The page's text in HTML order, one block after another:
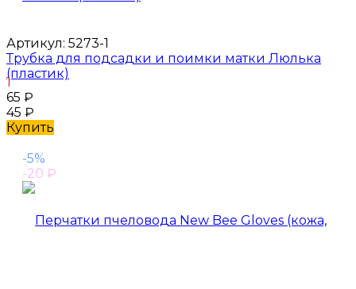
Артикул: 5273-1
Трубка для подсадки и поимки матки Люлька
(пластик)
1
65 ₽
45 ₽
Купить
-5%
-20 ₽